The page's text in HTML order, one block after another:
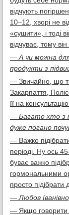
відчують
10–12, хворі не
«сушити», і тоді
відчуває, тому
— А чи можна для
продукти з
— Звичайно, що
Закарпаття,
її на
— Багато хто з
дуже погано
— Важко
періоді. Ну ось
буває важко
гормональними
просто підібрати
— Любов
— Якщо говорити